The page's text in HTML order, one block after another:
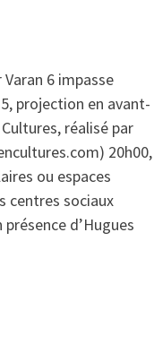
6 impasse
projection en avant-
réalisé par
20h00,
ou espaces
centres sociaux
d’Hugues